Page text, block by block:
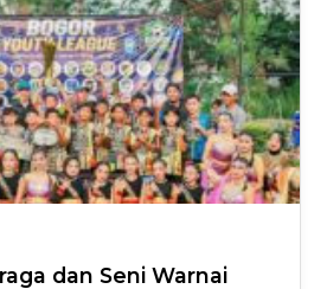
dan Seni Warnai